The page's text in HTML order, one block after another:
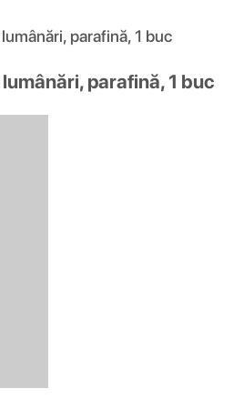
parafină, 1 buc
parafină, 1 buc